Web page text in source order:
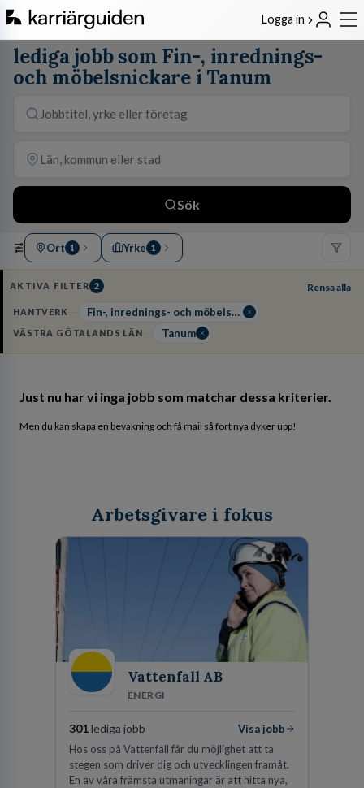
Logga in
lediga jobb som Fin-, inrednings-
och möbelsnickare i Tanum
Sök
Ort 1 Yrke 1
AKTIVA FILTER 2 Rensa alla
HANTVERK Fin-, inrednings- och möbelsnickare
VÄSTRA GÖTALANDS LÄN Tanum
Just nu har vi inga jobb som matchar dessa kriterier.
Men du kan skapa en bevakning och få mail så fort nya dyker upp!
Arbetsgivare i fokus
Vattenfall AB
ENERGI
301lediga jobb
Visa jobb
Hos oss på Vattenfall får du möjlighet att ta
stegen som driver dig och utvecklingen framåt.
En av våra främsta utmaningar är att hitta nya,